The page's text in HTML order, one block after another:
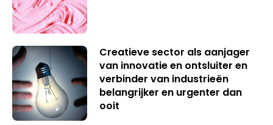
Creatieve sector als aanjager
van innovatie en ontsluiter en
verbinder van industrieën
belangrijker en urgenter dan
ooit